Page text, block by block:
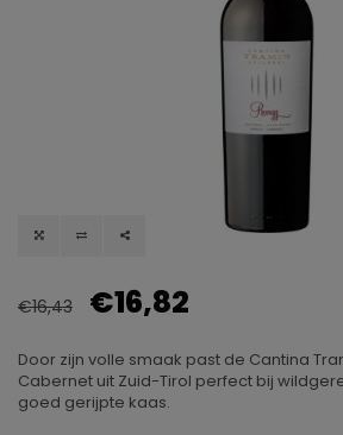
€16,43 €16,82
Door zijn volle smaak past de Cantina
Cabernet uit Zuid-Tirol perfect bij
goed gerijpte kaas.